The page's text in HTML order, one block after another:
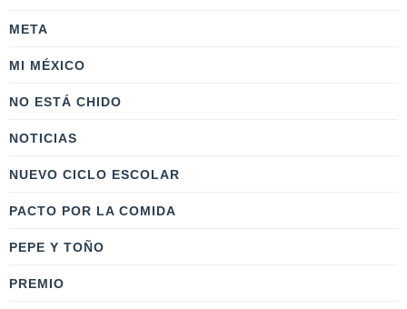
META
MI MÉXICO
NO ESTÁ CHIDO
NOTICIAS
NUEVO CICLO ESCOLAR
PACTO POR LA COMIDA
PEPE Y TOÑO
PREMIO